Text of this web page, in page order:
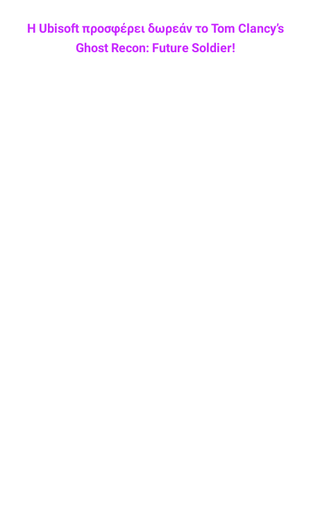
Η Ubisoft προσφέρει δωρεάν το Tom Clancy’s
Ghost Recon: Future Soldier!